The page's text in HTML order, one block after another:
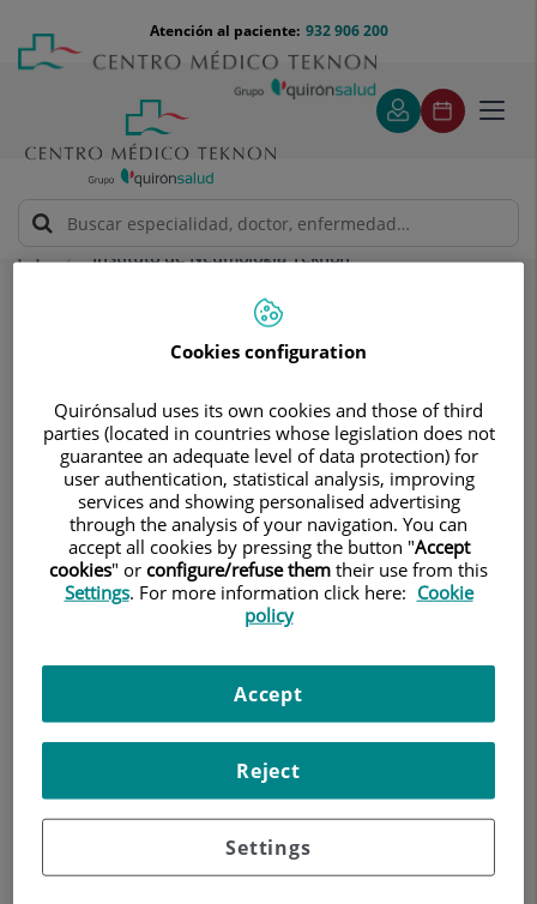
contenido
Menú
teléfono
cabecera
932 906 200
Atención al paciente:
Instituto de Neumología Teknon
Prevención de la Enfermedad
Pulmonar Obstructiva Crónica
Contamos con especialistas en la
prevención y tratamiento de este
trastorno que es la tercera causa de
muerte en el mundo.
Cookies configuration
Quirónsalud uses its own cookies and those of third
parties (located in countries whose legislation does not
guarantee an adequate level of data protection) for
user authentication, statistical analysis, improving
services and showing personalised advertising
through the analysis of your navigation. You can
accept all cookies by pressing the button "Accept
cookies" or configure/refuse them their use from this
Settings. For more information click here: Cookie
policy
Settings
Reject
Accept